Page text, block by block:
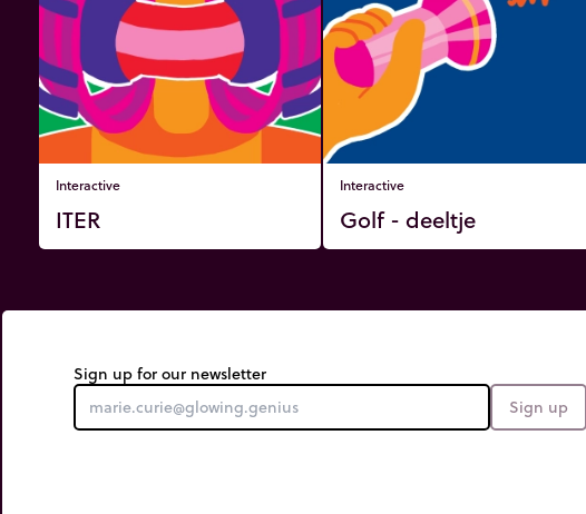
Interactive
ITER
Interactive
Golf - deeltje
Sign up for our newsletter
Sign up